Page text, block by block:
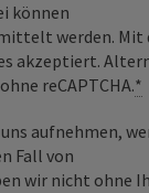
können
werden. Mit
akzeptiert.
reCAPTCHA.*
aufnehmen,
Fall von
wir nicht ohne